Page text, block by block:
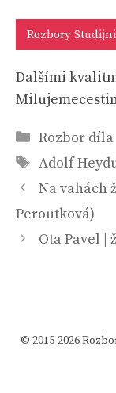
Rozbory
Dalšími
Rubriky
Rozbor díla
Štítky
Adolf
Na vahách
Peroutková)
Ota Pavel |
© 2015-2026